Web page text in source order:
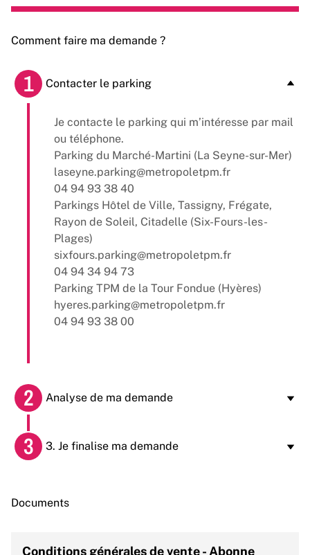
Comment faire ma demande ?
1 Contacter le parking
Je contacte le parking qui m’intéresse par mail
ou téléphone.
Parking du Marché-Martini (La Seyne-sur-Mer)
laseyne.parking@metropoletpm.fr
04 94 93 38 40
Parkings Hôtel de Ville, Tassigny, Frégate,
Rayon de Soleil, Citadelle (Six-Fours-les-
Plages)
sixfours.parking@metropoletpm.fr
04 94 34 94 73
Parking TPM de la Tour Fondue (Hyères)
hyeres.parking@metropoletpm.fr
04 94 93 38 00
2 Analyse de ma demande
analyse ma demande et m’accompagne dans
3 3. Je finalise ma demande
informations pour finaliser mon abonnement ou
Documents
Conditions générales de vente - Abonne